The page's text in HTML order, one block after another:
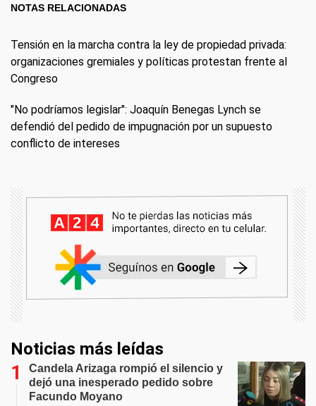
NOTAS RELACIONADAS
Tensión en la marcha contra la ley de propiedad privada:
organizaciones gremiales y políticas protestan frente al
Congreso
"No podríamos legislar": Joaquín Benegas Lynch se
defendió del pedido de impugnación por un supuesto
conflicto de intereses
Noticias más leídas
Candela Arizaga rompió el silencio y
dejó una inesperado pedido sobre
Facundo Moyano